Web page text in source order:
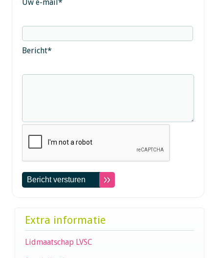
Uw e-mail*
Bericht*
Extra informatie
Lidmaatschap LVSC